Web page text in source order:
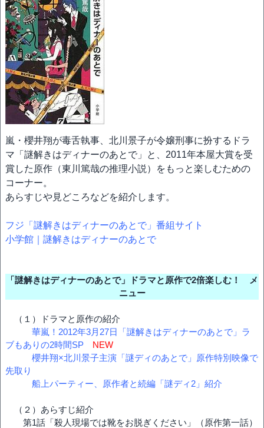
嵐・櫻井翔が毒舌執事、北川景子が令嬢刑事に扮するドラ
マ「謎解きはディナーのあとで」と、2011年本屋大賞を受
賞した原作（東川篤哉の推理小説）をもっと楽しむための
コーナー。
あらすじや見どころなどを紹介します。
フジ「謎解きはディナーのあとで」番組サイト
小学館｜謎解きはディナーのあとで
「謎解きはディナーのあとで」ドラマと原作で2倍楽しむ！ メ
ニュー
（１）ドラマと原作の紹介
華嵐！2012年3月27日「謎解きはディナーのあとで」ラ
ブもありの2時間SP
NEW
櫻井翔×北川景子主演「謎ディのあとで」原作特別映像で
先取り
船上パーティー、原作者と続編「謎ディ2」紹介
（２）あらすじ紹介
第1話「殺人現場では靴をお脱ぎください」（原作第一話）